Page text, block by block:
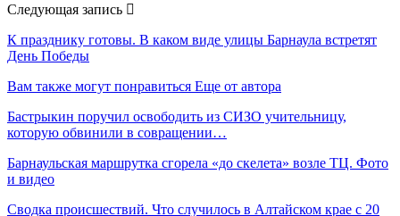
Следующая запись
К празднику готовы. В каком виде улицы Барнаула встретят
День Победы
Вам также могут понравиться Еще от автора
Бастрыкин поручил освободить из СИЗО учительницу,
которую обвинили в совращении…
Барнаульская маршрутка сгорела «до скелета» возле ТЦ. Фото
и видео
Сводка происшествий. Что случилось в Алтайском крае с 20